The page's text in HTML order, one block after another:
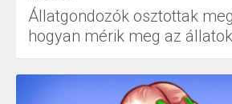
Állatgondozók osztottak
hogyan mérik meg az